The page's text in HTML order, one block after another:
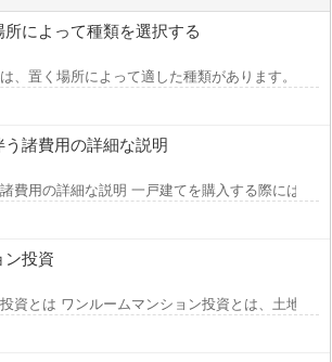
によって種類を選択する
、置く場所によって適した種類があります。 例
諸費用の詳細な説明
費用の詳細な説明 一戸建てを購入する際には、
ン投資
資とは ワンルームマンション投資とは、土地の